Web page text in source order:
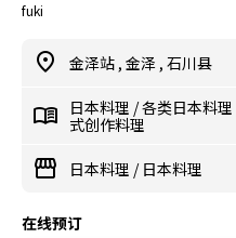
fuki
金泽站 , 金泽 , 石川县
日本料理 /各类日本料理
式创作料理
日本料理 / 日本料理
在线预订